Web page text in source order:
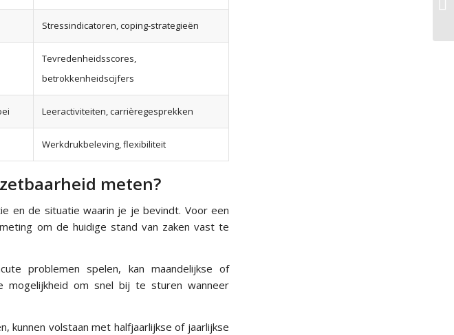
Stressindicatoren, coping-strategieën
Tevredenheidsscores,
betrokkenheidscijfers
Leeractiviteiten, carrièregesprekken
Werkdrukbeleving, flexibiliteit
meten?
en de situatie waarin je je bevindt. Voor een
om de huidige stand van zaken vast te
problemen spelen, kan maandelijkse of
om snel bij te sturen wanneer
kunnen volstaan met halfjaarlijkse of jaarlijkse